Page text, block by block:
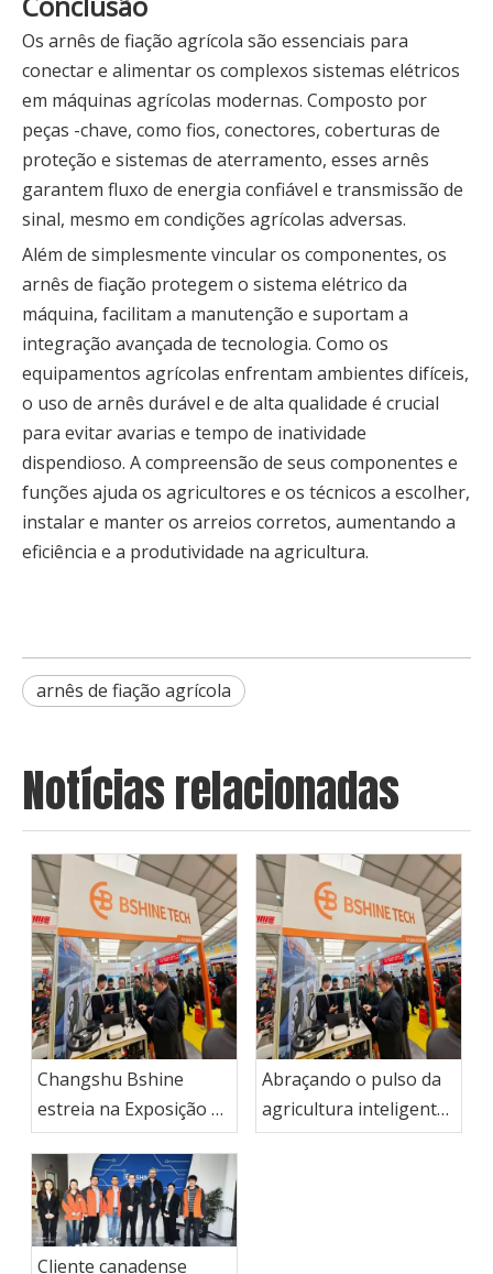
Os arnês de fiação agrícola são essenciais para
conectar e alimentar os complexos sistemas elétricos
em máquinas agrícolas modernas. Composto por
peças -chave, como fios, conectores, coberturas de
proteção e sistemas de aterramento, esses arnês
garantem fluxo de energia confiável e transmissão de
sinal, mesmo em condições agrícolas adversas.
Além de simplesmente vincular os componentes, os
arnês de fiação protegem o sistema elétrico da
máquina, facilitam a manutenção e suportam a
integração avançada de tecnologia. Como os
equipamentos agrícolas enfrentam ambientes difíceis,
o uso de arnês durável e de alta qualidade é crucial
para evitar avarias e tempo de inatividade
dispendioso. A compreensão de seus componentes e
funções ajuda os agricultores e os técnicos a escolher,
instalar e manter os arreios corretos, aumentando a
eficiência e a produtividade na agricultura.
arnês de fiação agrícola
Notícias relacionadas
Changshu Bshine
estreia na Exposição de
Máquinas Agrícolas de
Wuhan de 2025,
apresentando a
solução de
conectividade
Abraçando o pulso da
agricultura inteligente!
Changshu Bshine
Cliente canadense